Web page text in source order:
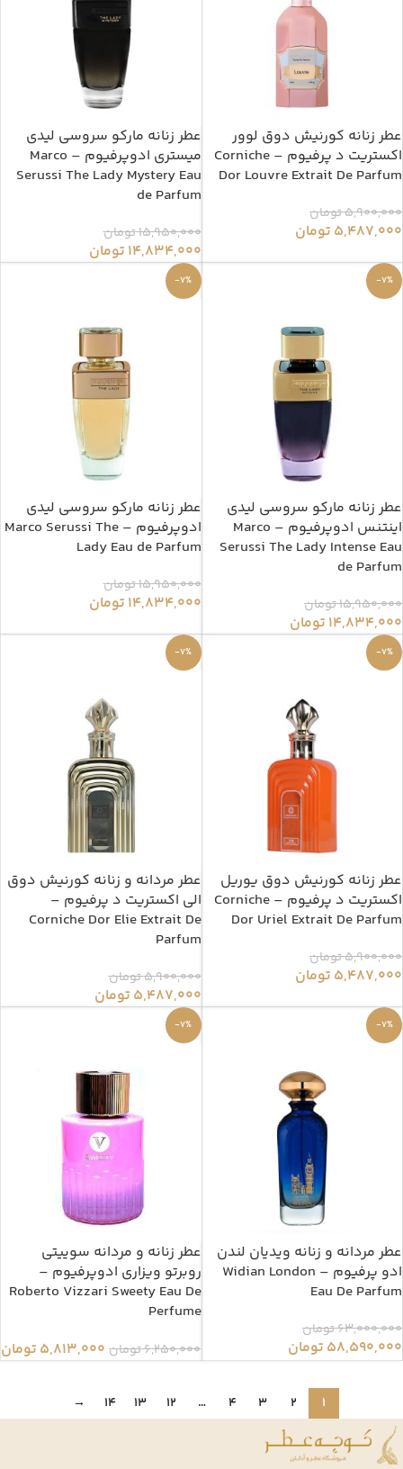
عطر زنانه کورنیش دوق لوور
اکستریت د پرفیوم – Corniche
Dor Louvre Extrait De Parfum
5,900,000تومان
5,487,000 تومان
عطر زنانه مارکو سروسی لیدی
میستری ادوپرفیوم – Marco
Serussi The Lady Mystery Eau
de Parfum
15,950,000تومان
14,834,000 تومان
-7%
عطر زنانه مارکو سروسی لیدی
اینتنس ادوپرفیوم – Marco
Serussi The Lady Intense Eau
de Parfum
15,950,000تومان
14,834,000 تومان
-7%
عطر زنانه مارکو سروسی لیدی
ادوپرفیوم – Marco Serussi The
Lady Eau de Parfum
15,950,000تومان
14,834,000 تومان
-7%
عطر زنانه کورنیش دوق یوریل
اکستریت د پرفیوم – Corniche
Dor Uriel Extrait De Parfum
5,900,000تومان
5,487,000 تومان
-7%
عطر مردانه و زنانه کورنیش دوق
الی اکستریت د پرفیوم –
Corniche Dor Elie Extrait De
Parfum
5,900,000تومان
5,487,000 تومان
-7%
عطر مردانه و زنانه ویدیان لندن
ادو پرفیوم – Widian London
Eau De Parfum
63,000,000تومان
58,590,000 تومان
-7%
عطر زنانه و مردانه سوییتی
روبرتو ویزاری ادوپرفیوم –
Roberto Vizzari Sweety Eau De
Perfume
6,250,000تومان 5,813,000 تومان
1
2
3
4
…
12
13
14
→